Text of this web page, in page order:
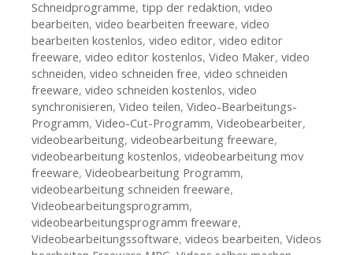
Schneidprogramme, tipp der redaktion, video
bearbeiten, video bearbeiten freeware, video
bearbeiten kostenlos, video editor, video editor
freeware, video editor kostenlos, Video Maker, video
schneiden, video schneiden free, video schneiden
freeware, video schneiden kostenlos, video
synchronisieren, Video teilen, Video-Bearbeitungs-
Programm, Video-Cut-Programm, Videobearbeiter,
videobearbeitung, videobearbeitung freeware,
videobearbeitung kostenlos, videobearbeitung mov
freeware, Videobearbeitung Programm,
videobearbeitung schneiden freeware,
Videobearbeitungsprogramm,
videobearbeitungsprogramm freeware,
Videobearbeitungssoftware, videos bearbeiten, Videos